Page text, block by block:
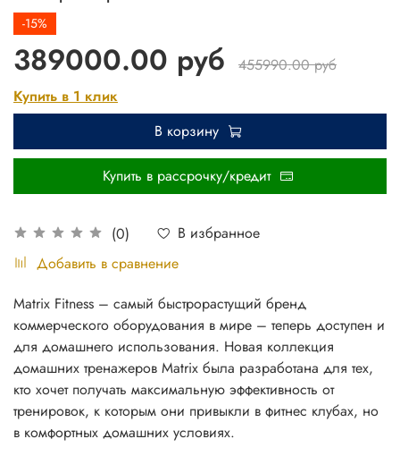
(0)
В избранное
Добавить в сравнение
-15%
389000.00 руб
455990.00 руб
Купить в 1 клик
В корзину
Купить в рассрочку/кредит
Matrix Fitness – самый быстрорастущий бренд
коммерческого оборудования в мире – теперь доступен и
для домашнего использования. Новая коллекция
домашних тренажеров Matrix была разработана для тех,
кто хочет получать максимальную эффективность от
тренировок, к которым они привыкли в фитнес клубах, но
в комфортных домашних условиях.